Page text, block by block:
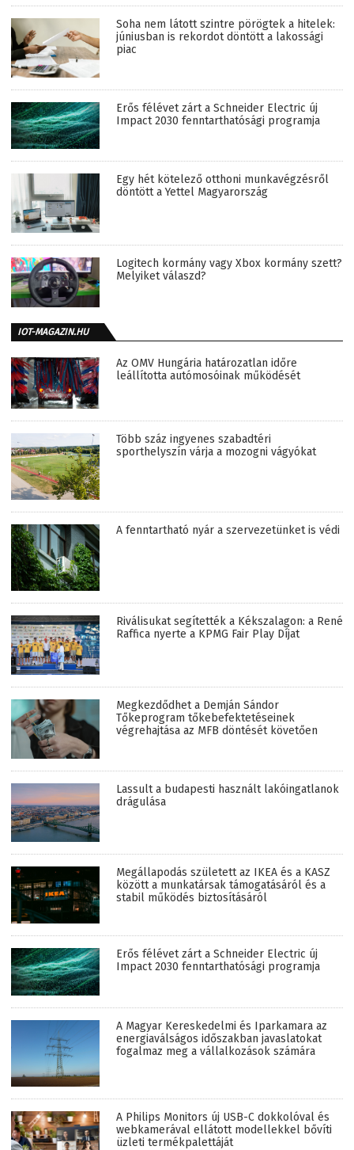
Soha nem látott szintre pörögtek a hitelek:
júniusban is rekordot döntött a lakossági
piac
Erős félévet zárt a Schneider Electric új
Impact 2030 fenntarthatósági programja
Egy hét kötelező otthoni munkavégzésről
döntött a Yettel Magyarország
Logitech kormány vagy Xbox kormány szett?
Melyiket válaszd?
IOT-MAGAZIN.HU
Az OMV Hungária határozatlan időre
leállította autómosóinak működését
Több száz ingyenes szabadtéri
sporthelyszín várja a mozogni vágyókat
A fenntartható nyár a szervezetünket is védi
Riválisukat segítették a Kékszalagon: a René
Raffica nyerte a KPMG Fair Play Díjat
Megkezdődhet a Demján Sándor
Tőkeprogram tőkebefektetéseinek
végrehajtása az MFB döntését követően
Lassult a budapesti használt lakóingatlanok
drágulása
Megállapodás született az IKEA és a KASZ
között a munkatársak támogatásáról és a
stabil működés biztosításáról
Erős félévet zárt a Schneider Electric új
Impact 2030 fenntarthatósági programja
A Magyar Kereskedelmi és Iparkamara az
energiaválságos időszakban javaslatokat
fogalmaz meg a vállalkozások számára
A Philips Monitors új USB-C dokkolóval és
webkamerával ellátott modellekkel bővíti
üzleti termékpalettáját